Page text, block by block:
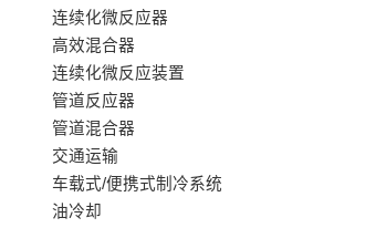
连续化微反应器
高效混合器
连续化微反应装置
管道反应器
管道混合器
交通运输
车载式/便携式制冷系统
油冷却